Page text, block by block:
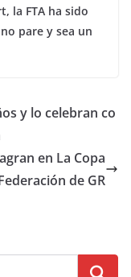
la FTA ha sido
pare y sea un
y lo celebran co
en La Copa
de GR